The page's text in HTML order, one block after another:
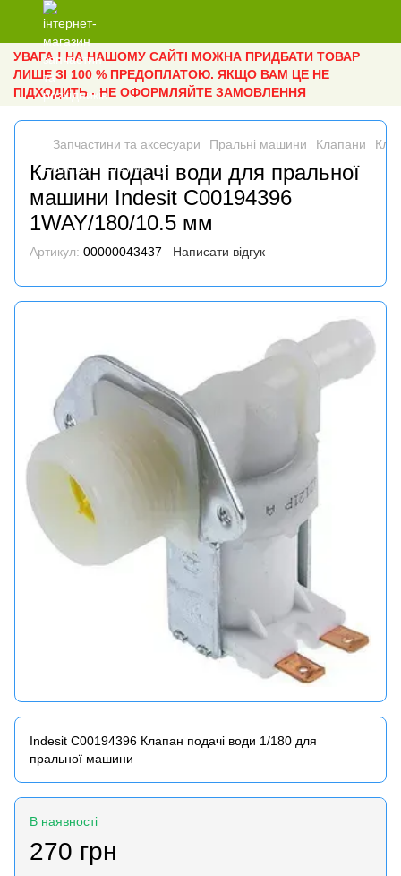
УВАГА ! НА НАШОМУ САЙТІ МОЖНА ПРИДБАТИ ТОВАР
ЛИШЕ ЗІ 100 % ПРЕДОПЛАТОЮ. ЯКЩО ВАМ ЦЕ НЕ
ПІДХОДИТЬ - НЕ ОФОРМЛЯЙТЕ ЗАМОВЛЕННЯ
Запчастини та аксесуари Пральні машини Клапани
Клапан подачі води для пральної
машини Indesit C00194396
1WAY/180/10.5 мм
Артикул: 00000043437 Написати відгук
Indesit C00194396 Клапан подачі води 1/180 для
пральної машини
В наявності
270 грн